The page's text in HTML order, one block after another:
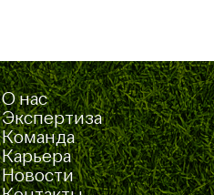
О нас
Экспертиза
Команда
Карьера
Новости